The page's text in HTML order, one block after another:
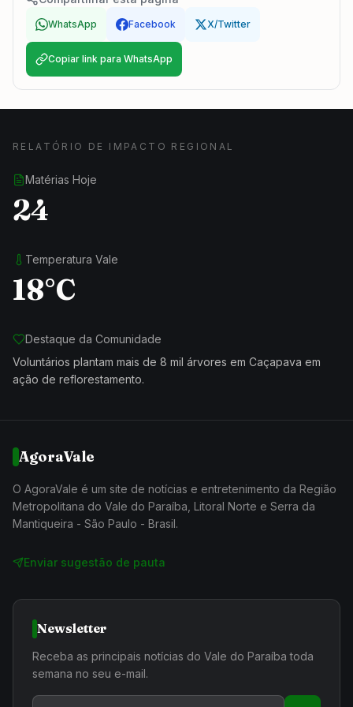
WhatsApp Facebook X/Twitter
Copiar link para WhatsApp
RELATÓRIO DE IMPACTO REGIONAL
Matérias Hoje
24
Temperatura Vale
18°C
Destaque da Comunidade
Voluntários plantam mais de 8 mil árvores em Caçapava em
ação de reflorestamento.
AgoraVale
O AgoraVale é um site de notícias e entretenimento da Região
Metropolitana do Vale do Paraíba, Litoral Norte e Serra da
Mantiqueira - São Paulo - Brasil.
Enviar sugestão de pauta
Newsletter
Receba as principais notícias do Vale do Paraíba toda
semana no seu e-mail.